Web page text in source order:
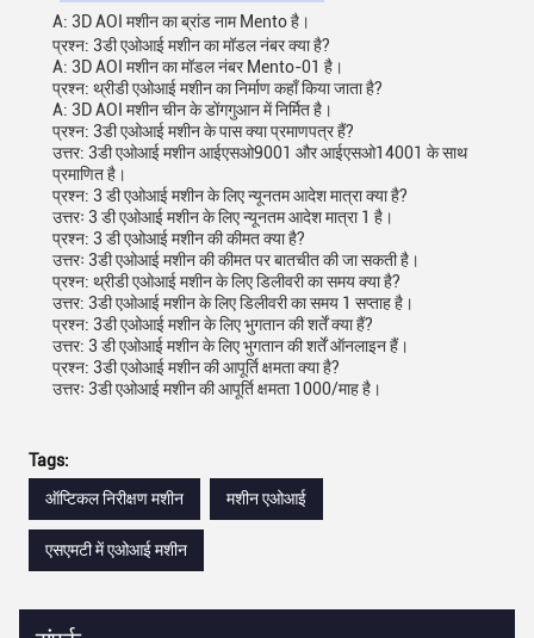
A: 3D AOI मशीन का ब्रांड नाम Mento है।
प्रश्न: 3डी एओआई मशीन का मॉडल नंबर क्या है?
A: 3D AOI मशीन का मॉडल नंबर Mento-01 है।
प्रश्न: थ्रीडी एओआई मशीन का निर्माण कहाँ किया जाता है?
A: 3D AOI मशीन चीन के डोंगगुआन में निर्मित है।
प्रश्न: 3डी एओआई मशीन के पास क्या प्रमाणपत्र हैं?
उत्तर: 3डी एओआई मशीन आईएसओ9001 और आईएसओ14001 के साथ
प्रमाणित है।
प्रश्न: 3 डी एओआई मशीन के लिए न्यूनतम आदेश मात्रा क्या है?
उत्तरः 3 डी एओआई मशीन के लिए न्यूनतम आदेश मात्रा 1 है।
प्रश्न: 3 डी एओआई मशीन की कीमत क्या है?
उत्तरः 3डी एओआई मशीन की कीमत पर बातचीत की जा सकती है।
प्रश्न: थ्रीडी एओआई मशीन के लिए डिलीवरी का समय क्या है?
उत्तर: 3डी एओआई मशीन के लिए डिलीवरी का समय 1 सप्ताह है।
प्रश्न: 3डी एओआई मशीन के लिए भुगतान की शर्तें क्या हैं?
उत्तर: 3 डी एओआई मशीन के लिए भुगतान की शर्तें ऑनलाइन हैं।
प्रश्न: 3डी एओआई मशीन की आपूर्ति क्षमता क्या है?
उत्तरः 3डी एओआई मशीन की आपूर्ति क्षमता 1000/माह है।
Tags:
ऑप्टिकल निरीक्षण मशीन
मशीन एओआई
एसएमटी में एओआई मशीन